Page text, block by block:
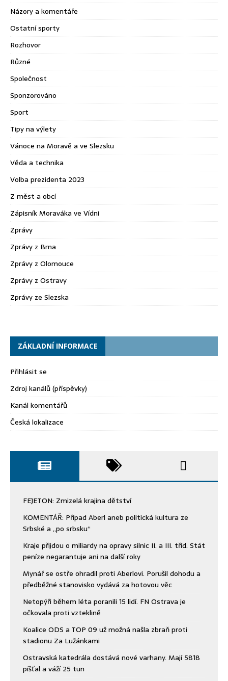
Názory a komentáře
Ostatní sporty
Rozhovor
Různé
Společnost
Sponzorováno
Sport
Tipy na výlety
Vánoce na Moravě a ve Slezsku
Věda a technika
Volba prezidenta 2023
Z měst a obcí
Zápisník Moraváka ve Vídni
Zprávy
Zprávy z Brna
Zprávy z Olomouce
Zprávy z Ostravy
Zprávy ze Slezska
ZÁKLADNÍ INFORMACE
Přihlásit se
Zdroj kanálů (příspěvky)
Kanál komentářů
Česká lokalizace
FEJETON: Zmizelá krajina dětství
KOMENTÁŘ: Případ Aberl aneb politická kultura ze
Srbské a „po srbsku“
Kraje přijdou o miliardy na opravy silnic II. a III. tříd. Stát
peníze negarantuje ani na další roky
Mynář se ostře ohradil proti Aberlovi. Porušil dohodu a
předběžné stanovisko vydává za hotovou věc
Netopýři během léta poranili 15 lidí. FN Ostrava je
očkovala proti vzteklině
Koalice ODS a TOP 09 už možná našla zbraň proti
stadionu Za Lužánkami
Ostravská katedrála dostává nové varhany. Mají 5818
píšťal a váží 25 tun